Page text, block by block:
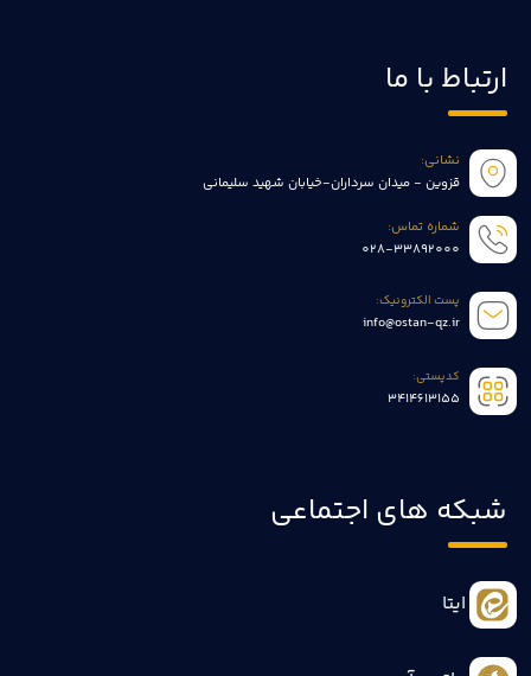
ارتباط با ما
نشانی:
قزوین - میدان سرداران-خیابان شهید سلیمانی
شماره تماس:
028-33892000
پست الکترونیک:
info@ostan-qz.ir
کدپستی:
3414613155
شبکه های اجتماعی
ایتا